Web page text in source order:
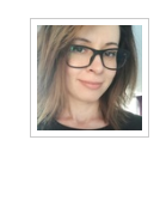
Calarasi
Caras-Severin
Cluj